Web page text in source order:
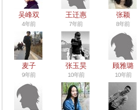
吴峰双
4年前
王迁惠
7年前
张颖
8年前
麦子
9年前
张玉昊
10年前
顾雅璐
10年前